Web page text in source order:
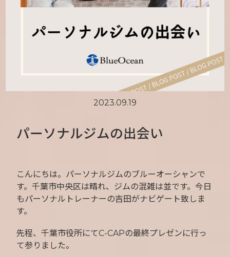
2023.09.19
パーソナルジムの出会い
こんにちは。パーソナルジムのブルーオーシャンで
す。千葉市中央区は晴れ、ジムの混雑は並です。今日
もパーソナルトレーナーの吉田がナビゲート致しま
す。
先程、千葉市役所にてC-CAPの最終プレゼンに行っ
て参りました。